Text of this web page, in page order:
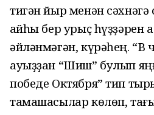
тигән йыр менән сәхнәгә
ҡайһы бер урыҫ һүҙҙәрен
әйләнмәгән, күрәһең. “В
ауыҙҙан “Шиш” булып
победе Октября” тип
тамашасылар көлөп, тағы